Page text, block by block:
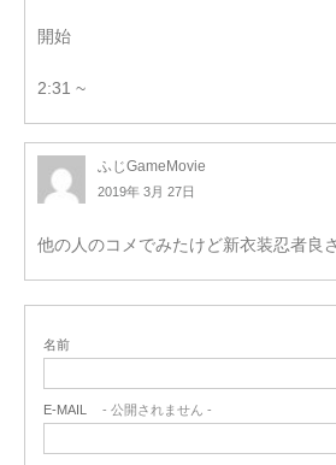
開始
2:31 ~
ふじGameMovie
2019年 3月 27日
他の人のコメでみたけど新衣装忍者良
名前
E-MAIL - 公開されません -